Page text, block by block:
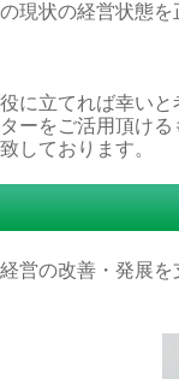
現状の経営状態
に立てれば幸い
ーをご活用頂け
しております。
の改善・発展を